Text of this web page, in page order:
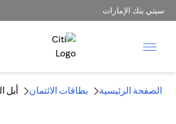
سيتي بنك الإمارات
الصفحة الرئيسية بطاقات الائتمان أبل